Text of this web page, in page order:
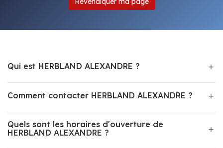
Qui est HERBLAND ALEXANDRE ?
Comment contacter HERBLAND ALEXANDRE ?
Quels sont les horaires d'ouverture de
HERBLAND ALEXANDRE ?